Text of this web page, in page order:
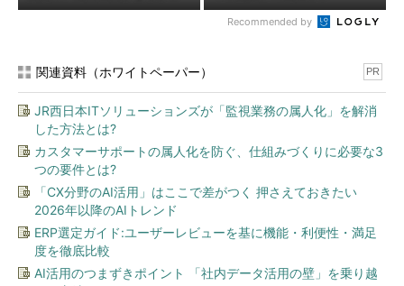
Recommended by
関連資料（ホワイトペーパー） PR
JR西日本ITソリューションズが「監視業務の属人化」を解消
した方法とは?
カスタマーサポートの属人化を防ぐ、仕組みづくりに必要な3
つの要件とは?
「CX分野のAI活用」はここで差がつく 押さえておきたい
2026年以降のAIトレンド
ERP選定ガイド:ユーザーレビューを基に機能・利便性・満足
度を徹底比較
AI活用のつまずきポイント 「社内データ活用の壁」を乗り越